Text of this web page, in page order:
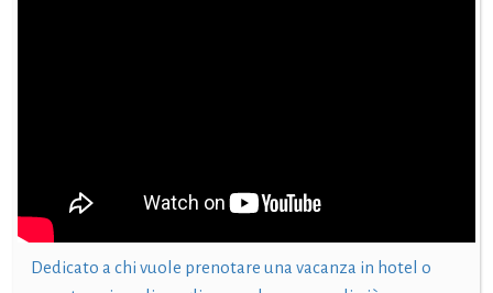
Dedicato a chi vuole prenotare una vacanza in hotel o